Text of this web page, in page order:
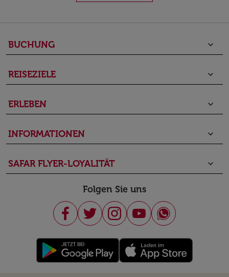
BUCHUNG keyboard_arrow_down
REISEZIELE keyboard_arrow_down
ERLEBEN keyboard_arrow_down
INFORMATIONEN keyboard_arrow_down
SAFAR FLYER-LOYALITÄT keyboard_arrow_down
Folgen Sie uns